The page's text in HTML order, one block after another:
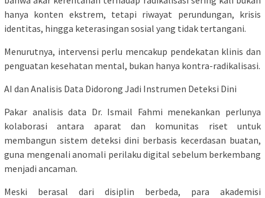
hanya konten ekstrem, tetapi riwayat perundungan, krisis
identitas, hingga keterasingan sosial yang tidak tertangani.
Menurutnya, intervensi perlu mencakup pendekatan klinis dan
penguatan kesehatan mental, bukan hanya kontra-radikalisasi.
AI dan Analisis Data Didorong Jadi Instrumen Deteksi Dini
Pakar analisis data Dr. Ismail Fahmi menekankan perlunya
kolaborasi antara aparat dan komunitas riset untuk
membangun sistem deteksi dini berbasis kecerdasan buatan,
guna mengenali anomali perilaku digital sebelum berkembang
menjadi ancaman.
Meski berasal dari disiplin berbeda, para akademisi